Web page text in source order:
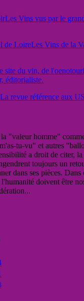
Les Vins vus par le
de LoireLes Vins de la
site du vin, de
éditorialiste.
La revue référence aux
"valeur homme"
tu-vu" et autres
a droit de citer,
toujours un
dans ses pièces. Dans
doivent être